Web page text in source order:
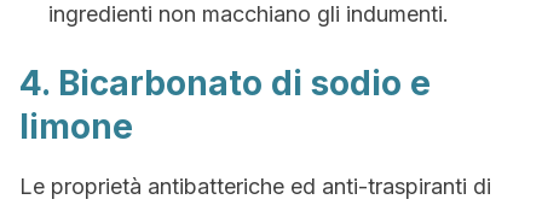
ingredienti non macchiano gli indumenti.
4. Bicarbonato di sodio e
limone
Le proprietà antibatteriche ed anti-traspiranti di